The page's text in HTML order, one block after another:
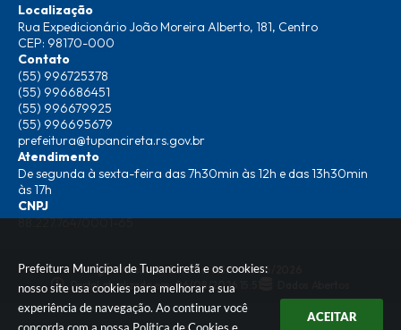
Prefeitura Municipal de Tupanciretã e os cookies:
nosso site usa cookies para melhorar a sua
experiência de navegação. Ao continuar você
ACEITAR
Localização
Rua Expedicionário João Moreira Alberto, 181, Centro
CEP: 98170-000
Contato
(55) 996725378
(55) 996686451
(55) 996679925
(55) 996695679
prefeitura@tupancireta.rs.gov.br
Atendimento
De segunda à sexta-feira das 7h30min às 12h e das 13h30min
às 17h
CNPJ
88.227.764/0001-65
Versão do Sistema: 3.5.3 - 19/06/2026
Portal atualizado em:06/08/2026 15:51